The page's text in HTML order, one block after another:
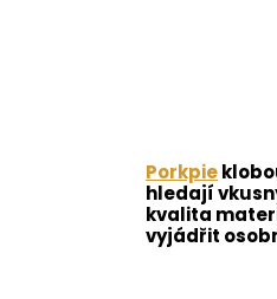
Porkpie
hledají
kvalita
vyjádřit